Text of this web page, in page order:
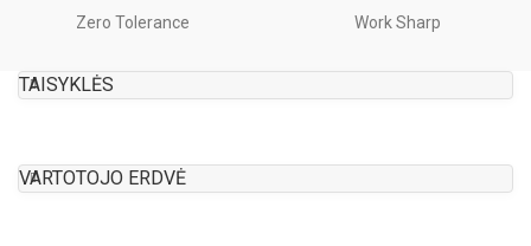
Zero Tolerance Work Sharp
TAISYKLĖS
VARTOTOJO ERDVĖ